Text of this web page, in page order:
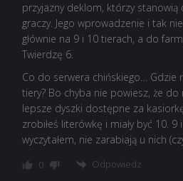
przyjazny deklom, którzy
graczy. Jego wprowadzenie i tak
głównie na 9 i 10 tierach, a do
Twierdzę 6.
Co do serwera chińskiego… Gdzie
tiery? Bo chyba nie powiesz, że do
lepsze dyszki dostępne za
zrobiłeś literówkę i miały być 10.
wyczytałem, nie zarabiają u nich
0 Odpowiedz